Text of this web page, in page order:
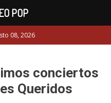
08, 2026
conciertos
Queridos
POP